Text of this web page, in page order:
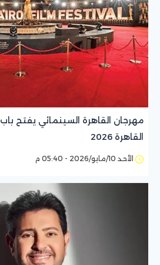
مهرجان القاهرة السينمائي يفتح
القاهرة 2026
الأحد 10/مايو/2026 - 05:40 م